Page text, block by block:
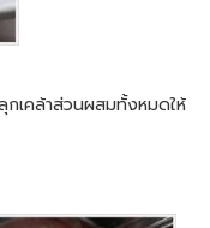
กเคล้าส่วนผสมทั้งหมดให้